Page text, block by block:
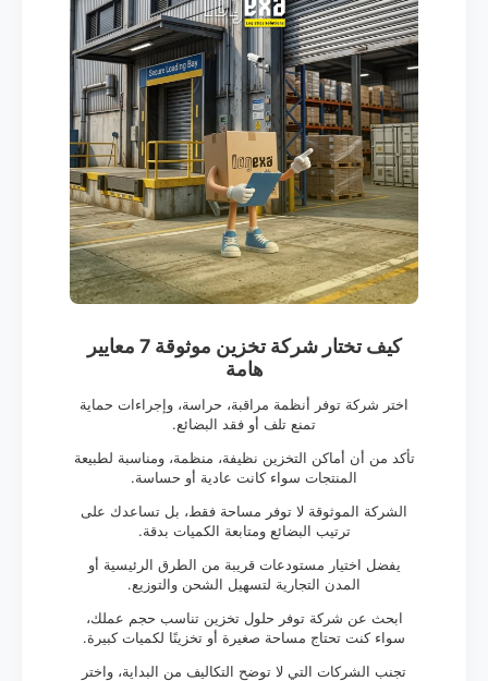
كيف تختار شركة تخزين موثوقة 7 معايير
هامة
اختر شركة توفر أنظمة مراقبة، حراسة، وإجراءات حماية
تمنع تلف أو فقد البضائع.
تأكد من أن أماكن التخزين نظيفة، منظمة، ومناسبة لطبيعة
المنتجات سواء كانت عادية أو حساسة.
الشركة الموثوقة لا توفر مساحة فقط، بل تساعدك على
ترتيب البضائع ومتابعة الكميات بدقة.
يفضل اختيار مستودعات قريبة من الطرق الرئيسية أو
المدن التجارية لتسهيل الشحن والتوزيع.
ابحث عن شركة توفر حلول تخزين تناسب حجم عملك،
سواء كنت تحتاج مساحة صغيرة أو تخزينًا لكميات كبيرة.
تجنب الشركات التي لا توضح التكاليف من البداية، واختر